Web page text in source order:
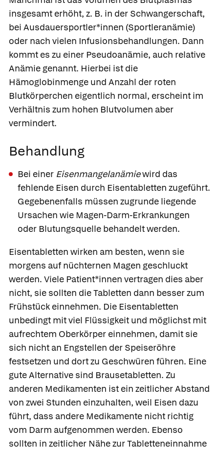
insgesamt erhöht, z. B. in der Schwangerschaft,
bei Ausdauersportler*innen (Sportleranämie)
oder nach vielen Infusionsbehandlungen. Dann
kommt es zu einer Pseudoanämie, auch relative
Anämie genannt. Hierbei ist die
Hämoglobinmenge und Anzahl der roten
Blutkörperchen eigentlich normal, erscheint im
Verhältnis zum hohen Blutvolumen aber
vermindert.
Behandlung
Bei einer Eisenmangelanämiewird das
fehlende Eisen durch Eisentabletten zugeführt.
Gegebenenfalls müssen zugrunde liegende
Ursachen wie Magen-Darm-Erkrankungen
oder Blutungsquelle behandelt werden.
Eisentabletten wirken am besten, wenn sie
morgens auf nüchternen Magen geschluckt
werden. Viele Patient*innen vertragen dies aber
nicht, sie sollten die Tabletten dann besser zum
Frühstück einnehmen. Die Eisentabletten
unbedingt mit viel Flüssigkeit und möglichst mit
aufrechtem Oberkörper einnehmen, damit sie
sich nicht an Engstellen der Speiseröhre
festsetzen und dort zu Geschwüren führen. Eine
gute Alternative sind Brausetabletten. Zu
anderen Medikamenten ist ein zeitlicher Abstand
von zwei Stunden einzuhalten, weil Eisen dazu
führt, dass andere Medikamente nicht richtig
vom Darm aufgenommen werden. Ebenso
sollten in zeitlicher Nähe zur Tabletteneinnahme